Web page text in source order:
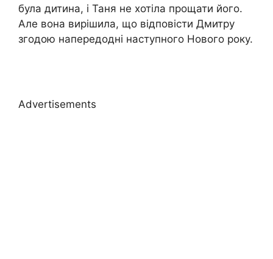
була дитина, і Таня не хотіла прощати його.
Але вона вирішила, що відповісти Дмитру
згодою напередодні наступного Нового року.
Advertisements